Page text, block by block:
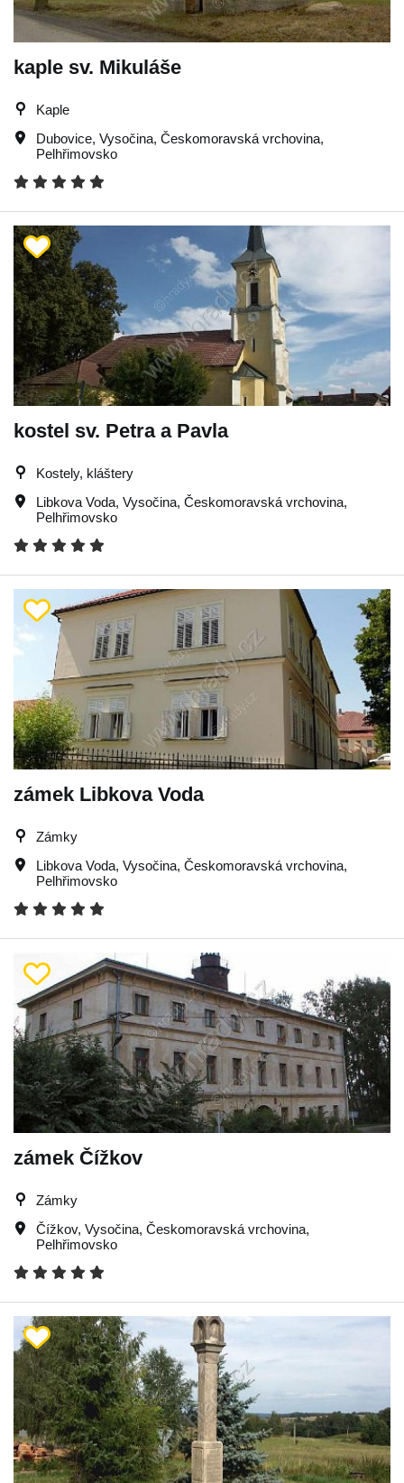
kaple sv. Mikuláše
Kaple
Dubovice, Vysočina, Českomoravská vrchovina,
Pelhřimovsko
kostel sv. Petra a Pavla
Kostely, kláštery
Libkova Voda, Vysočina, Českomoravská vrchovina,
Pelhřimovsko
zámek Libkova Voda
Zámky
Libkova Voda, Vysočina, Českomoravská vrchovina,
Pelhřimovsko
zámek Čížkov
Zámky
Čížkov, Vysočina, Českomoravská vrchovina,
Pelhřimovsko